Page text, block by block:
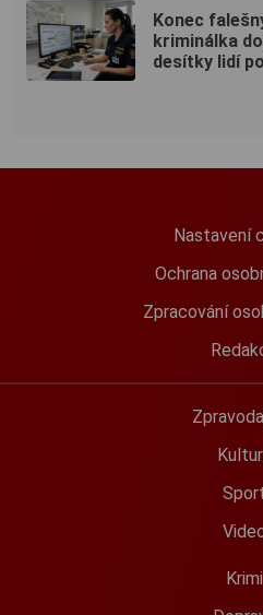
Konec
kriminálka
desítky lidí
Nastavení
Ochrana
Zpracování
Krimi